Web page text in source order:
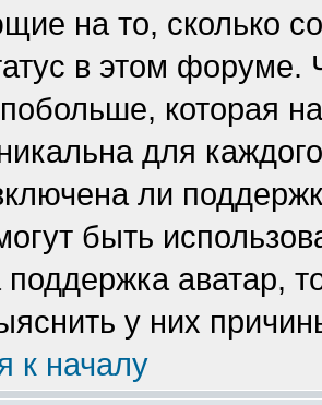
на то, сколько
в этом форуме.
которая
для
ли
быть
поддержка аватар,
у них
к началу